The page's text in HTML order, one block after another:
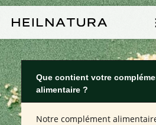
Que contient votre
alimentaire ?
Notre complément